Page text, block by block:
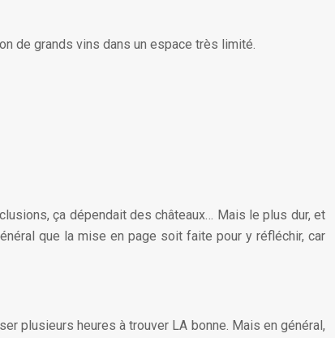
de grands vins dans un espace très limité.
ça dépendait des châteaux… Mais le plus dur, et
que la mise en page soit faite pour y réfléchir, car
plusieurs heures à trouver LA bonne. Mais en général,